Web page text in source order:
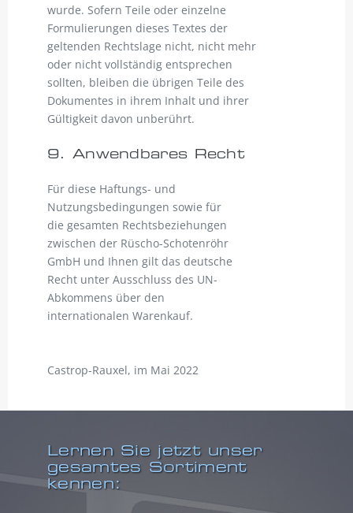
wurde. Sofern Teile oder einzelne
Formulierungen dieses Textes der
geltenden Rechtslage nicht, nicht mehr
oder nicht vollständig entsprechen
sollten, bleiben die übrigen Teile des
Dokumentes in ihrem Inhalt und ihrer
Gültigkeit davon unberührt.
9. Anwendbares Recht
Für diese Haftungs- und
Nutzungsbedingungen sowie für
die gesamten Rechtsbeziehungen
zwischen der Rüscho-Schotenröhr
GmbH und Ihnen gilt das deutsche
Recht unter Ausschluss des UN-
Abkommens über den
internationalen Warenkauf.
Castrop-Rauxel, im Mai 2022
Lernen Sie jetzt unser
gesamtes Sortiment
kennen: